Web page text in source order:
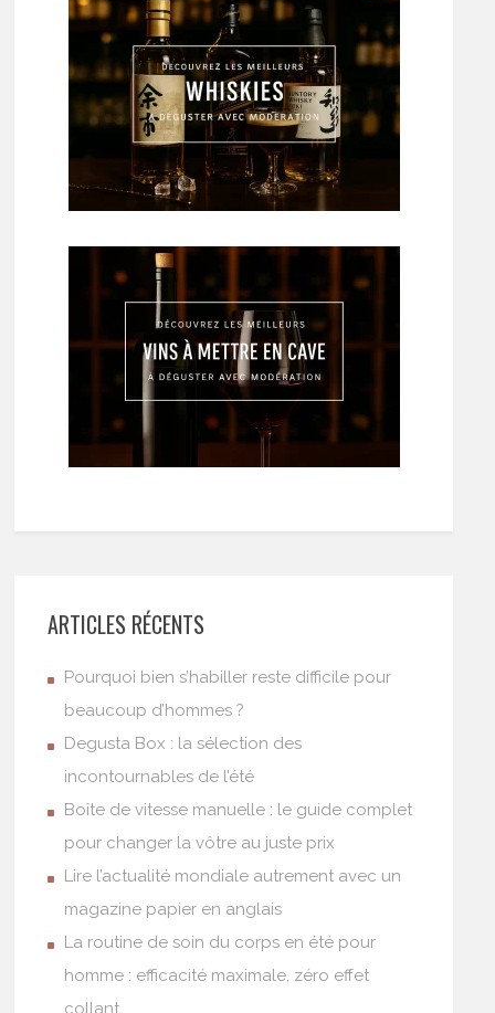
ARTICLES RÉCENTS
Pourquoi bien s’habiller reste difficile pour
beaucoup d’hommes ?
Degusta Box : la sélection des
incontournables de l’été
Boîte de vitesse manuelle : le guide complet
pour changer la vôtre au juste prix
Lire l’actualité mondiale autrement avec un
magazine papier en anglais
La routine de soin du corps en été pour
homme : efficacité maximale, zéro effet
collant